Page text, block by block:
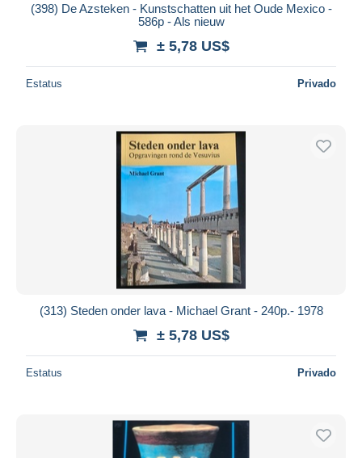
(398) De Azsteken - Kunstschatten uit het Oude Mexico -
586p - Als nieuw
± 5,78 US$
Estatus Privado
(313) Steden onder lava - Michael Grant - 240p.- 1978
± 5,78 US$
Estatus Privado